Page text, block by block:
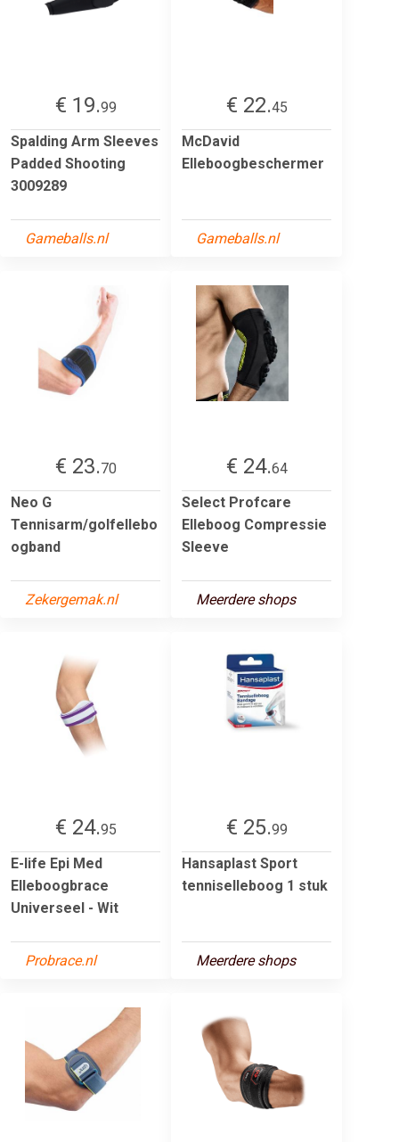
€ 19.99
Spalding Arm Sleeves
Padded Shooting
3009289
Gameballs.nl
€ 22.45
McDavid
Elleboogbeschermer
Gameballs.nl
€ 23.70
Neo G
Tennisarm/golfellebo
ogband
Zekergemak.nl
€ 24.64
Select Profcare
Elleboog Compressie
Sleeve
Meerdere shops
€ 24.95
E-life Epi Med
Elleboogbrace
Universeel - Wit
Probrace.nl
€ 25.99
Hansaplast Sport
tenniselleboog 1 stuk
Meerdere shops